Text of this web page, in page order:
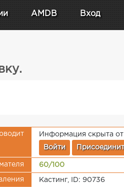
AMDB Вход
Информация скрыта от
Войти
60/100
Кастинг, ID: 90736